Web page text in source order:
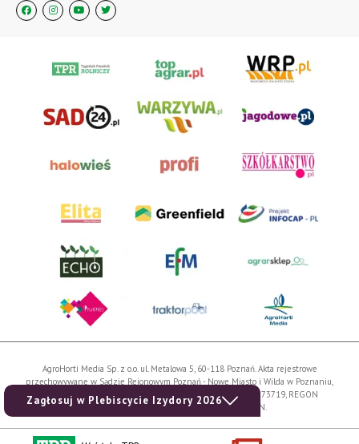
Zagłosuj w Plebiscycie Izydory 2026
AgroHorti Media Sp. z o.o. ul. Metalowa 5, 60-118 Poznań. Akta rejestrowe
przechowywane w Sądzie Rejonowym Poznań - Nowe Miasto i Wilda w Poznaniu,
VIII Wydziale Gospodarczym, KRS 0001116269, NIP 7792573719, REGON
529158846, kapitał zakładowy: 3.608.000 PLN.